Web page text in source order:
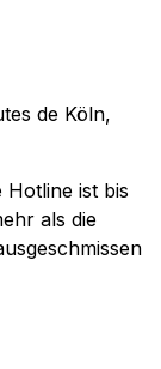
de Köln,
Hotline ist bis
als die